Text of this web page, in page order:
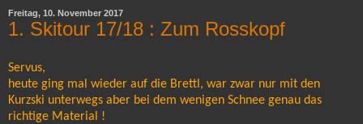
Freitag, 10. November 2017
1. Skitour 17/18 : Zum Rosskopf
Servus,
heute ging mal wieder auf die Brettl, war zwar nur mit den
Kurzski unterwegs aber bei dem wenigen Schnee genau das
richtige Material !